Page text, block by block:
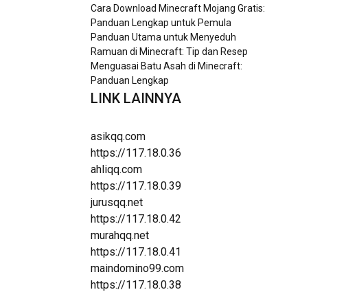
Cara Download Minecraft Mojang Gratis:
Panduan Lengkap untuk Pemula
Panduan Utama untuk Menyeduh
Ramuan di Minecraft: Tip dan Resep
Menguasai Batu Asah di Minecraft:
Panduan Lengkap
LINK LAINNYA
asikqq.com
https://117.18.0.36
ahliqq.com
https://117.18.0.39
jurusqq.net
https://117.18.0.42
murahqq.net
https://117.18.0.41
maindomino99.com
https://117.18.0.38